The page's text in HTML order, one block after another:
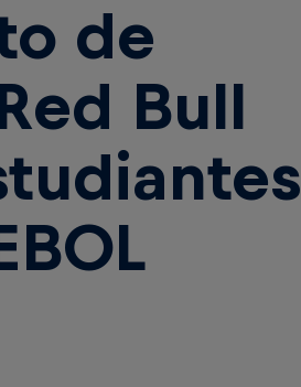
de
Bull